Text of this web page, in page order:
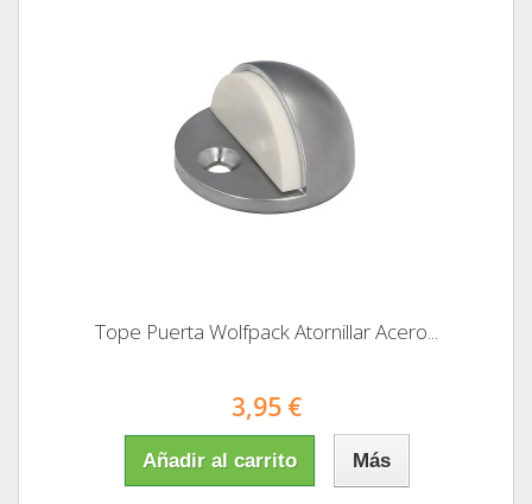
Tope Puerta Wolfpack Atornillar Acero...
3,95 €
Añadir al carrito Más